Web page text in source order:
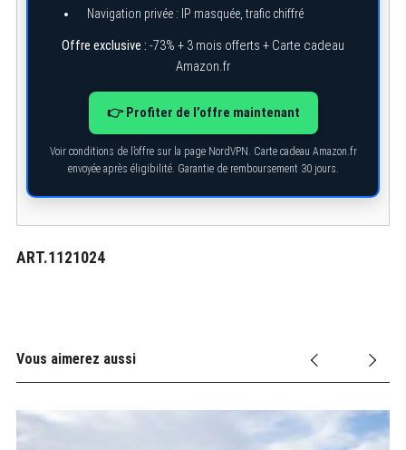
Navigation privée : IP masquée, trafic chiffré
Offre exclusive : -73% + 3 mois offerts + Carte cadeau
Amazon.fr
👉 Profiter de l’offre maintenant
Voir conditions de l’offre sur la page NordVPN. Carte cadeau Amazon.fr
envoyée après éligibilité. Garantie de remboursement 30 jours.
ART.1121024
Vous aimerez aussi